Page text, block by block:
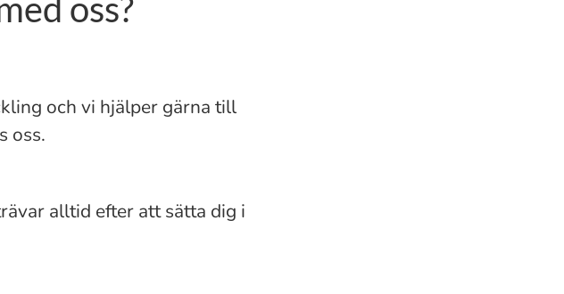
oss?
och vi hjälper gärna till
oss.
alltid efter att sätta dig i